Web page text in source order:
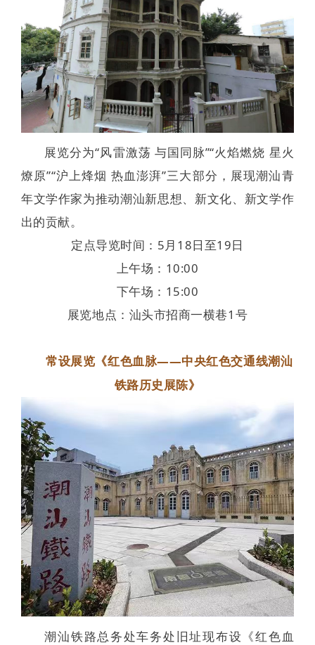
展览分为“风雷激荡 与国同脉”“火焰燃烧 星火
燎原”“沪上烽烟 热血澎湃”三大部分，展现潮汕青
年文学作家为推动潮汕新思想、新文化、新文学作
出的贡献。
定点导览时间：5月18日至19日
上午场：10:00
下午场：15:00
展览地点：汕头市招商一横巷1号
常设展览《红色血脉——中央红色交通线潮汕
铁路历史展陈》
潮汕铁路总务处车务处旧址现布设《红色血